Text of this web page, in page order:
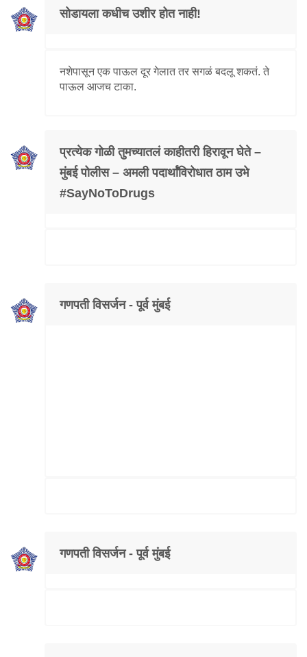
सोडायला कधीच उशीर होत नाही!
नशेपासून एक पाऊल दूर गेलात तर सगळं बदलू शकतं. ते
पाऊल आजच टाका.
प्रत्येक गोळी तुमच्यातलं काहीतरी हिरावून घेते –
मुंबई पोलीस – अमली पदार्थांविरोधात ठाम उभे
#SayNoToDrugs
गणपती विसर्जन - पूर्व मुंबई
गणपती विसर्जन - पूर्व मुंबई